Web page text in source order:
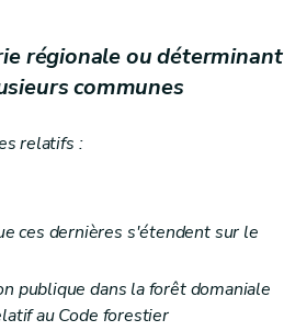
régionale ou déterminant
communes
relatifs :
ces dernières s'étendent sur le
publique dans la forêt domaniale
au Code forestier